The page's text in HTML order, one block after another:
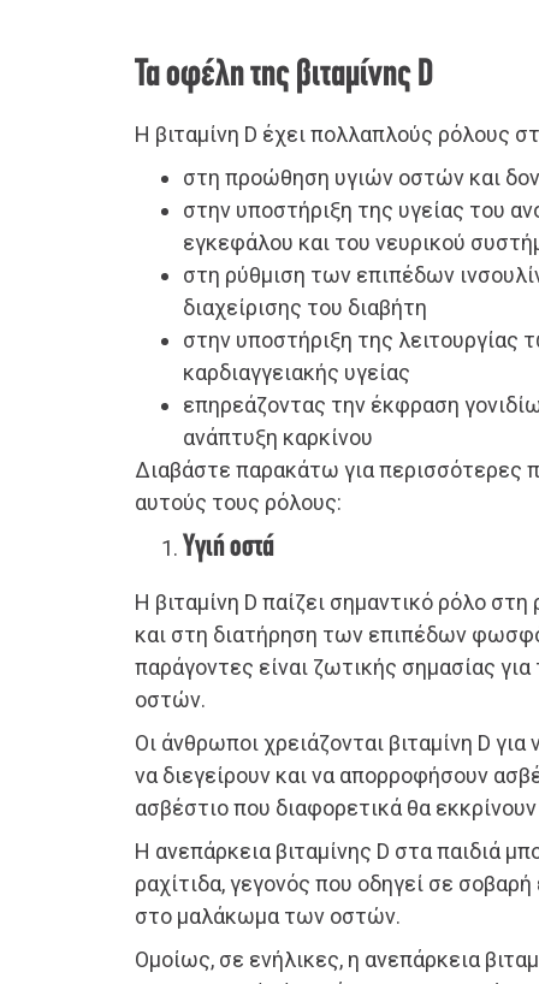
Τα οφέλη της βιταμίνης D
Η βιταμίνη D έχει πολλαπλούς ρόλους
στη προώθηση υγιών οστών και
στην υποστήριξη της υγείας του
εγκεφάλου και του νευρικού
στη ρύθμιση των επιπέδων
διαχείρισης του διαβήτη
στην υποστήριξη της λειτουργίας
καρδιαγγειακής υγείας
επηρεάζοντας την έκφραση
ανάπτυξη καρκίνου
Διαβάστε παρακάτω για περισσότερες
αυτούς τους ρόλους:
Υγιή οστά
Η βιταμίνη D παίζει σημαντικό ρόλο
και στη διατήρηση των επιπέδων
παράγοντες είναι ζωτικής σημασίας
οστών.
Οι άνθρωποι χρειάζονται βιταμίνη D
να διεγείρουν και να απορροφήσουν
ασβέστιο που διαφορετικά θα
Η ανεπάρκεια βιταμίνης D στα παιδιά
ραχίτιδα, γεγονός που οδηγεί σε
στο μαλάκωμα των οστών.
Ομοίως, σε ενήλικες, η ανεπάρκεια